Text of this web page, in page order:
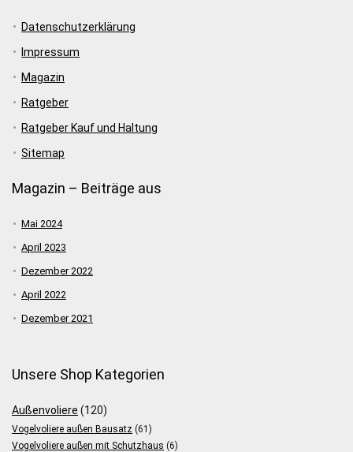
Datenschutzerklärung
Impressum
Magazin
Ratgeber
Ratgeber Kauf und Haltung
Sitemap
Magazin – Beiträge aus
Mai 2024
April 2023
Dezember 2022
April 2022
Dezember 2021
Unsere Shop Kategorien
Außenvoliere (120)
Vogelvoliere außen Bausatz (61)
Vogelvoliere außen mit Schutzhaus (6)